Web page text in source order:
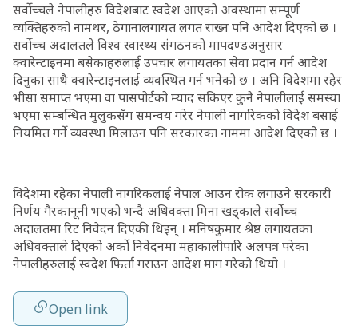
सर्वोच्चले नेपालीहरु विदेशबाट स्व‍देश आएको अवस्थामा सम्पूर्ण
व्यक्तिहरुको नामथर, ठेगानालगायत लगत राख्न पनि आदेश दिएको छ ।
सर्वोच्च अदालतले विश्व स्वास्थ्य संगठनको मापदण्डअनुसार
क्‍वारेन्टाइनमा बसेकाहरुलाई उपचार लगायतका सेवा प्रदान गर्न आदेश
दिनुका साथै क्‍वारेन्टाइनलाई व्यवस्थित गर्न भनेको छ । अनि विदेशमा रहेर
भीसा समाप्त भएमा वा पासपोर्टको म्याद सकिएर कुनै नेपालीलाई समस्या
भएमा सम्बन्धित मुलुकसँग समन्वय गरेर नेपाली नागरिकको विदेश बसाई
नियमित गर्ने व्यवस्था मिलाउन पनि सरकारका नाममा आदेश दिएको छ ।
विदेशमा रहेका नेपाली नागरिकलाई नेपाल आउन रोक लगाउने सरकारी
निर्णय गैरकानूनी भएको भन्दै अधिवक्ता मिना खड्काले सर्वोच्च
अदालतमा रिट निवेदन दिएकी थिइन् । मनिषकुमार श्रेष्ठ लगायतका
अधिवक्ताले दिएको अर्को निवेदनमा महाकालीपारि अलपत्र परेका
नेपालीहरुलाई स्वदेश फिर्ता गराउन आदेश माग गरेको थियो ।
Open link